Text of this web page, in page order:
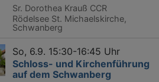
Sr. Dorothea Krauß CCR
Rödelsee St. Michaelskirche,
Schwanberg
So, 6.9. 15:30-16:45 Uhr
Schloss- und Kirchenführung
auf dem Schwanberg